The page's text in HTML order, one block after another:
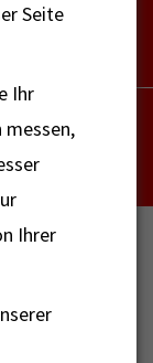
Seite
Ihr
messen,
Ihrer